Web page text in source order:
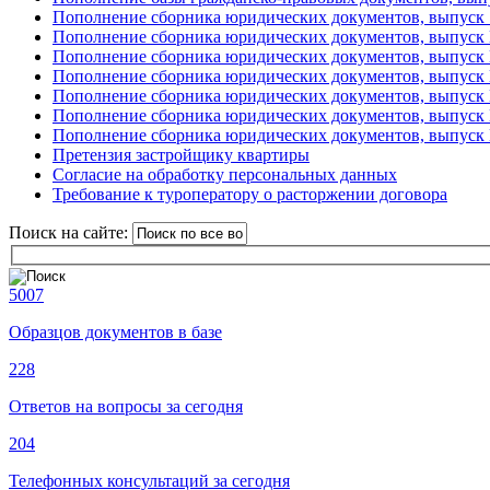
Пополнение сборника юридических документов, выпуск
Пополнение сборника юридических документов,
Пополнение сборника юридических документов,
Пополнение сборника юридических документов,
Пополнение сборника юридических документов,
Пополнение сборника юридических документов,
Пополнение сборника юридических документов,
Претензия застройщику квартиры
Согласие на обработку персональных данных
Требование к туроператору о расторжении договора
Поиск на сайте:
5007
Образцов документов в базе
228
Ответов на вопросы за сегодня
204
Телефонных консультаций за сегодня